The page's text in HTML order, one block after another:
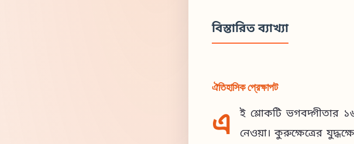
বিস্তারিত ব্যাখ্যা
ঐতিহাসিক প্রেক্ষাপট
এ
ই শ্লোকটি ভগবদ্গীতার
নেওয়া। কুরুক্ষেত্রের